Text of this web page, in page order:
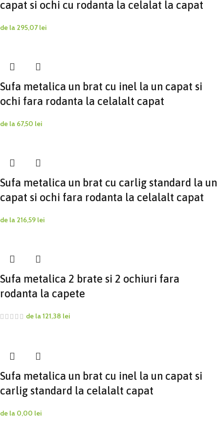
capat si ochi cu rodanta la celalat la capat
de la 295,07lei
Sufa metalica un brat cu inel la un capat si
ochi fara rodanta la celalalt capat
de la 67,50 lei
Sufa metalica un brat cu carlig standard la un
capat si ochi fara rodanta la celalalt capat
de la 216,59 lei
Sufa metalica 2 brate si 2 ochiuri fara
rodanta la capete
de la121,38 lei
Sufa metalica un brat cu inel la un capat si
carlig standard la celalalt capat
de la 0,00 lei